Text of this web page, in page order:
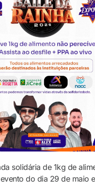
solidária de 1kg de
do dia 29 de maio